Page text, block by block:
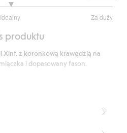
Idealny Za duży
produktu
Xlnt, z koronkową krawędzią na
i dopasowany fason.
LENZING™ ECOVERO™